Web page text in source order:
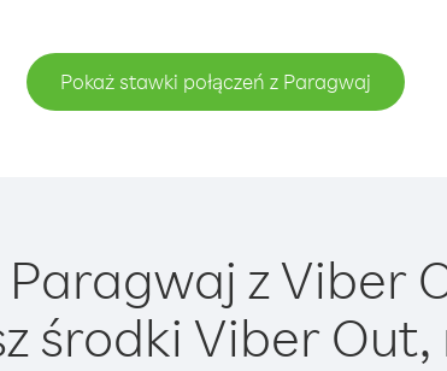
Pokaż stawki połączeń z Paragwaj
z Viber
środki Viber Out,